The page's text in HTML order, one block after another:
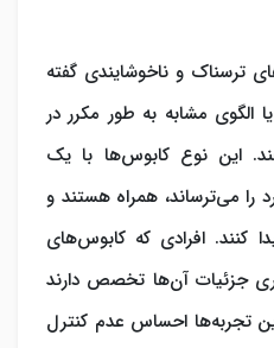
ترسناک و ناخوشایندی گفته
مشابه به طور مکرر در
این نوع کابوس‌ها با یک
می‌ترساند، همراه هستند و
کنند. افرادی که کابوس‌های
جزئیات آن‌ها تخصص دارند
تجربه‌ها احساس عدم کنترل